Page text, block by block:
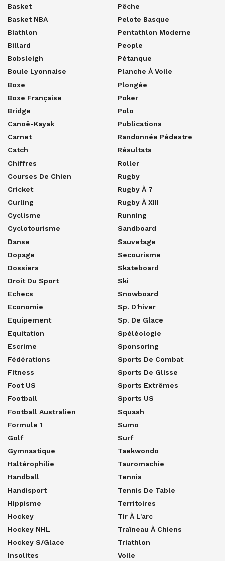
Basket
Basket NBA
Biathlon
Billard
Bobsleigh
Boule Lyonnaise
Boxe
Boxe Française
Bridge
Canoë-Kayak
Carnet
Catch
Chiffres
Courses De Chien
Cricket
Curling
Cyclisme
Cyclotourisme
Danse
Dopage
Dossiers
Droit Du Sport
Echecs
Economie
Equipement
Equitation
Escrime
Fédérations
Fitness
Foot US
Football
Football Australien
Formule 1
Golf
Gymnastique
Haltérophilie
Handball
Handisport
Hippisme
Hockey
Hockey NHL
Hockey S/glace
Insolites
Pêche
Pelote Basque
Pentathlon Moderne
People
Pétanque
Planche À Voile
Plongée
Poker
Polo
Publications
Randonnée Pédestre
Résultats
Roller
Rugby
Rugby À 7
Rugby À XIII
Running
Sandboard
Sauvetage
Secourisme
Skateboard
Ski
Snowboard
Sp. D'hiver
Sp. De Glace
Spéléologie
Sponsoring
Sports De Combat
Sports De Glisse
Sports Extrêmes
Sports US
Squash
Sumo
Surf
Taekwondo
Tauromachie
Tennis
Tennis De Table
Territoires
Tir À L'arc
Traîneau À Chiens
Triathlon
Voile